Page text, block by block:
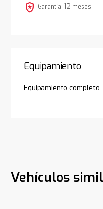
local_police Garantía: 12 meses
Equipamiento
Equipamiento completo
Vehículos